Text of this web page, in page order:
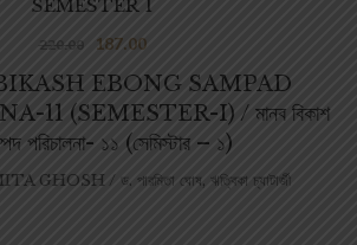
EBONG SAMPAD
11 (SEMESTER-I) / মানব বিকাশ
পরিচালনা- ১১ (সেমিস্টার – ১)
SEMESTER 1
220.00 187.00
GHOSH / ড. পারমিতা ঘোষ, ঋত্বিকা চ্যাটার্জী